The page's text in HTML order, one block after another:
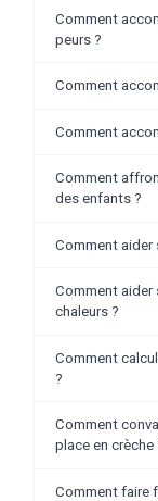
Comment
peurs ?
Comment
Comment
Comment
des enfants ?
Comment aider
Comment aider
chaleurs ?
Comment
?
Comment
place en crèche
Comment faire